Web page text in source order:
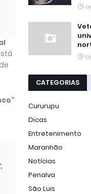
CATEGORIAS
Cururupu
Dicas
Entretenimento
Maranhão
Notícias
Penalva
São Luis